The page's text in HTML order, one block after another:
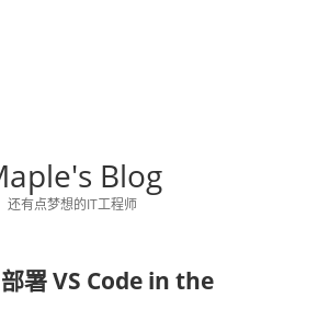
Blog
还有点梦想的IT工程师
署 VS Code in the